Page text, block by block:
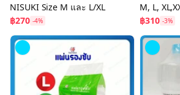
NISUKI Size M และ L/XL
฿270 -4%
M, L,
฿310 -3%